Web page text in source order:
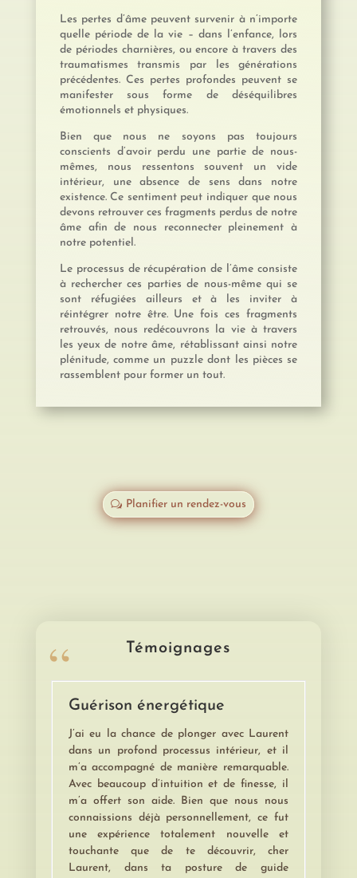
Les pertes d’âme peuvent survenir à n’importe
quelle période de la vie – dans l’enfance, lors
de périodes charnières, ou encore à travers des
traumatismes transmis par les générations
précédentes. Ces pertes profondes peuvent se
manifester sous forme de déséquilibres
émotionnels et physiques.
Bien que nous ne soyons pas toujours
conscients d’avoir perdu une partie de nous-
mêmes, nous ressentons souvent un vide
intérieur, une absence de sens dans notre
existence. Ce sentiment peut indiquer que nous
devons retrouver ces fragments perdus de notre
âme afin de nous reconnecter pleinement à
notre potentiel.
Le processus de récupération de l’âme consiste
à rechercher ces parties de nous-même qui se
sont réfugiées ailleurs et à les inviter à
réintégrer notre être. Une fois ces fragments
retrouvés, nous redécouvrons la vie à travers
les yeux de notre âme, rétablissant ainsi notre
plénitude, comme un puzzle dont les pièces se
rassemblent pour former un tout.
Planifier un rendez-vous
Témoignages
Guérison énergétique
J’ai eu la chance de plonger avec Laurent
dans un profond processus intérieur, et il
m’a accompagné de manière remarquable.
Avec beaucoup d’intuition et de finesse, il
m’a offert son aide. Bien que nous nous
connaissions déjà personnellement, ce fut
une expérience totalement nouvelle et
touchante que de te découvrir, cher
Laurent, dans ta posture de guide